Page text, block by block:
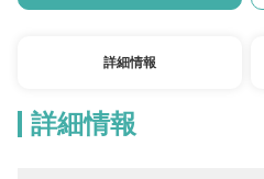
詳細情報
詳細情報